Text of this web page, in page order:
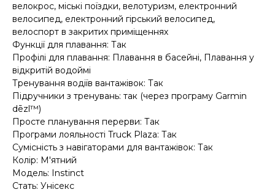
велокрос, міські поїздки, велотуризм, електронний
велосипед, електронний гірський велосипед,
велоспорт в закритих приміщеннях
Функції для плавання: Так
Профілі для плавання: Плавання в басейні, Плавання у
відкритій водоймі
Тренування водіїв вантажівок: Так
Підручники з тренувань: так (через програму Garmin
dēzl™)
Просте планування перерви: Так
Програми лояльності Truck Plaza: Так
Сумісність з навігаторами для вантажівок: Так
Колір: М'ятний
Модель: Instinct
Стать: Унісекс